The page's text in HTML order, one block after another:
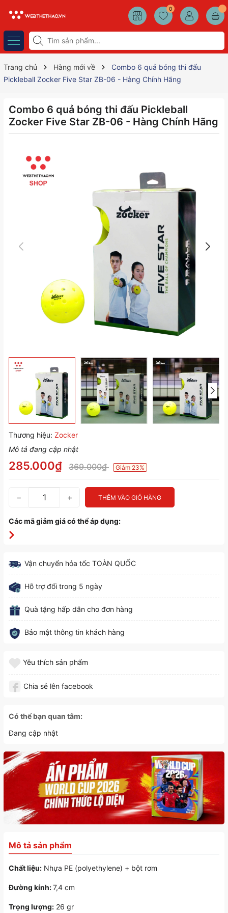
0
Trang chủ Hàng mới về
Combo 6 quả bóng thi đấu
Pickleball Zocker Five Star ZB-06 - Hàng Chính Hãng
Combo 6 quả bóng thi đấu Pickleball
Zocker Five Star ZB-06 - Hàng Chính Hãng
Thương hiệu: Zocker
Mô tả đang cập nhật
285.000₫ 369.000₫ Giảm 23%
− + THÊM VÀO GIỎ HÀNG
Các mã giảm giá có thể áp dụng:
Vận chuyển hỏa tốc TOÀN QUỐC
Hỗ trợ đổi trong 5 ngày
Quà tặng hấp dẫn cho đơn hàng
Bảo mật thông tin khách hàng
Yêu thích sản phẩm
Chia sẻ lên facebook
Có thể bạn quan tâm:
Đang cập nhật
Mô tả sản phẩm
Chất liệu: Nhựa PE (polyethylene) + bột rơm
Đường kính:7,4 cm
Trọng lượng: 26 gr